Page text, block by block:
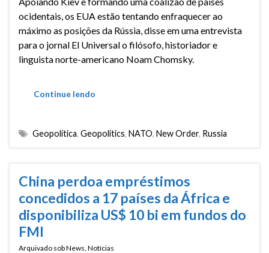
ocidentais, os EUA estão tentando enfraquecer ao
máximo as posições da Rússia, disse em uma entrevista
para o jornal El Universal o filósofo, historiador e
linguista norte-americano Noam Chomsky.
Continue lendo
Geopolítica, Geopolitics, NATO, New Order, Russia
China perdoa empréstimos
concedidos a 17 países da África e
disponibiliza US$ 10 bi em fundos do
FMI
Arquivado sobNews Notícias